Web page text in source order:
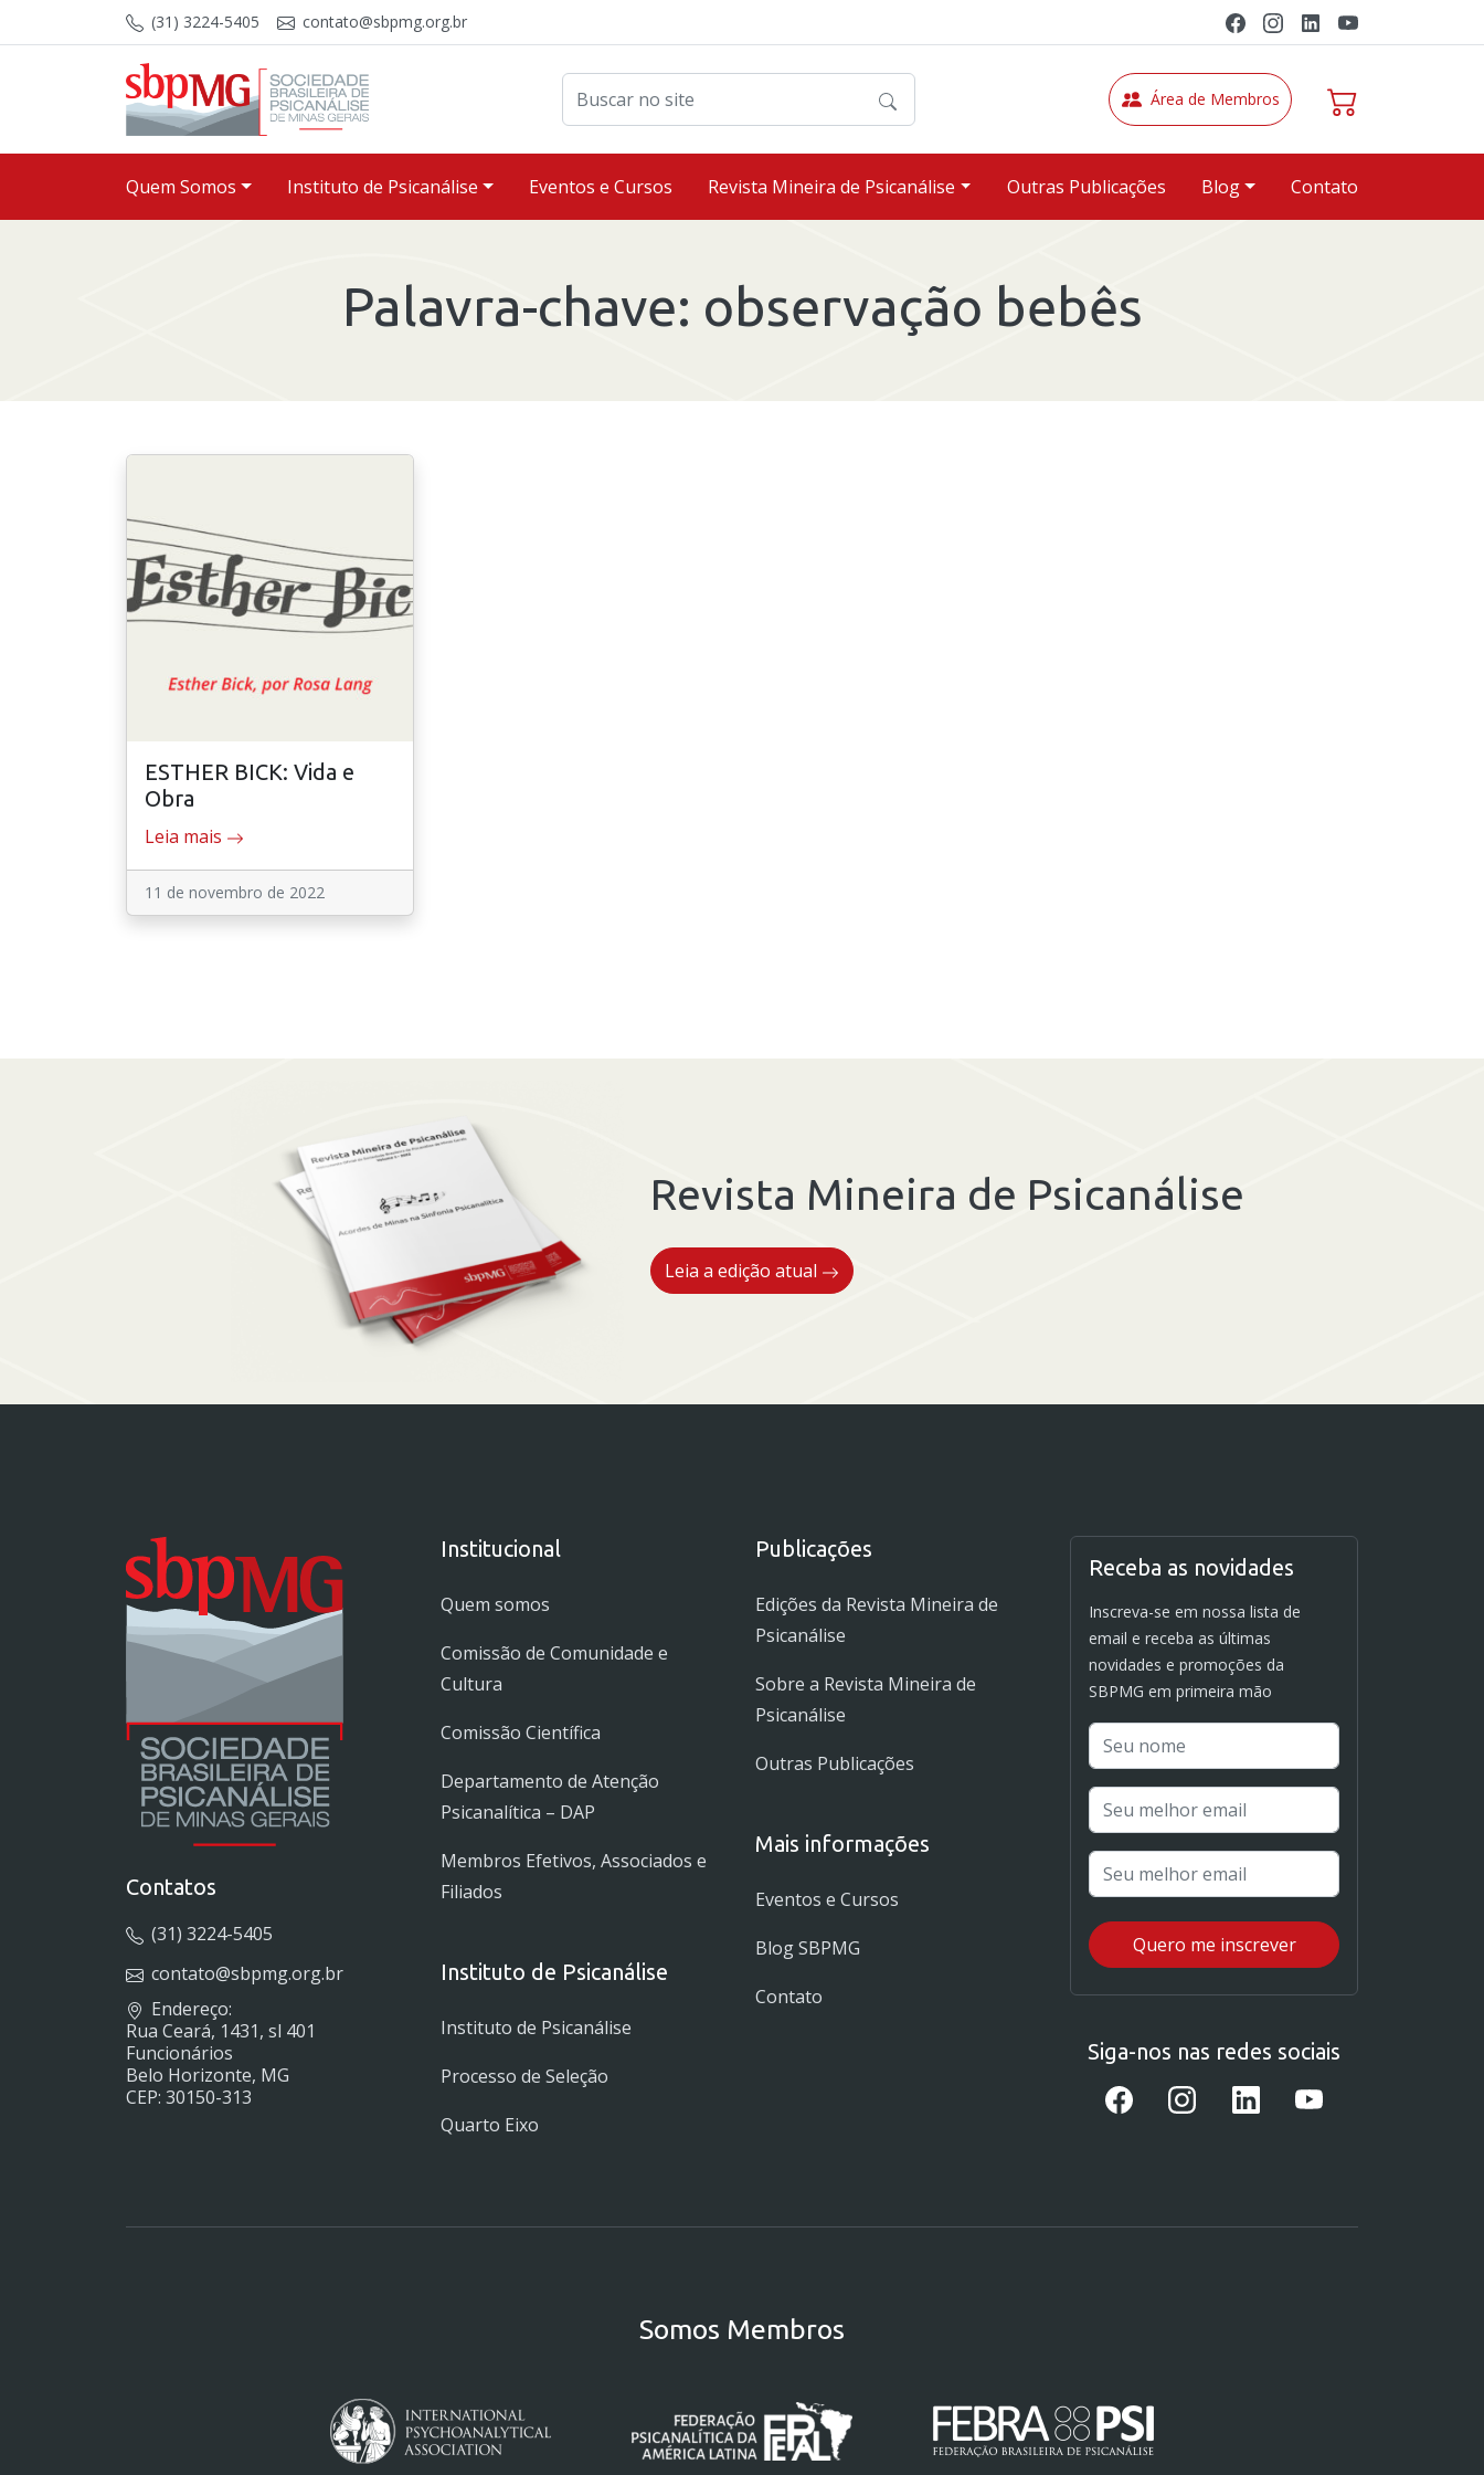
(31) 3224-5405 contato@sbpmg.org.br
Buscar no site Área de Membros
Quem Somos Instituto de Psicanálise Eventos e Cursos Revista Mineira de Psicanálise Outras Publicações Blog Contato
Palavra-chave: observação bebês
ESTHER BICK: Vida e
Obra
Leia mais
11 de novembro de 2022
Revista Mineira de Psicanálise
Leia a edição atual
Contatos
(31) 3224-5405
contato@sbpmg.org.br
Endereço:
Rua Ceará, 1431, sl 401
Funcionários
Belo Horizonte, MG
CEP: 30150-313
Institucional
Quem somos
Comissão de Comunidade e
Cultura
Comissão Científica
Departamento de Atenção
Psicanalítica – DAP
Membros Efetivos, Associados e
Filiados
Instituto de Psicanálise
Instituto de Psicanálise
Processo de Seleção
Quarto Eixo
Publicações
Edições da Revista Mineira de
Psicanálise
Sobre a Revista Mineira de
Psicanálise
Outras Publicações
Mais informações
Eventos e Cursos
Blog SBPMG
Contato
Receba as novidades
Inscreva-se em nossa lista de
email e receba as últimas
novidades e promoções da
SBPMG em primeira mão
Siga-nos nas redes sociais
Somos Membros